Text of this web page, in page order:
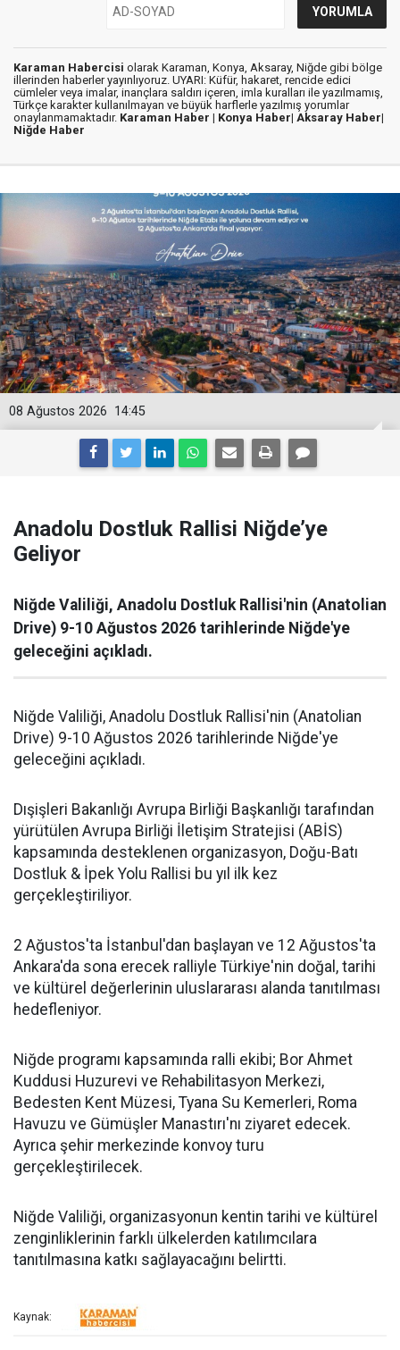
Karaman Habercisi olarak Karaman, Konya, Aksaray, Niğde gibi bölge
illerinden haberler yayınlıyoruz. UYARI: Küfür, hakaret, rencide edici
cümleler veya imalar, inançlara saldırı içeren, imla kuralları ile yazılmamış,
Türkçe karakter kullanılmayan ve büyük harflerle yazılmış yorumlar
onaylanmamaktadır. Karaman Haber | Konya Haber| Aksaray Haber|
Niğde Haber
14:45
08 Ağustos 2026
Anadolu Dostluk Rallisi Niğde’ye
Geliyor
Niğde Valiliği, Anadolu Dostluk Rallisi'nin (Anatolian
Drive) 9-10 Ağustos 2026 tarihlerinde Niğde'ye
geleceğini açıkladı.
Niğde Valiliği, Anadolu Dostluk Rallisi'nin (Anatolian
Drive) 9-10 Ağustos 2026 tarihlerinde Niğde'ye
geleceğini açıkladı.
Dışişleri Bakanlığı Avrupa Birliği Başkanlığı tarafından
yürütülen Avrupa Birliği İletişim Stratejisi (ABİS)
kapsamında desteklenen organizasyon, Doğu-Batı
Dostluk & İpek Yolu Rallisi bu yıl ilk kez
gerçekleştiriliyor.
2 Ağustos'ta İstanbul'dan başlayan ve 12 Ağustos'ta
Ankara'da sona erecek ralliyle Türkiye'nin doğal, tarihi
ve kültürel değerlerinin uluslararası alanda tanıtılması
hedefleniyor.
Niğde programı kapsamında ralli ekibi; Bor Ahmet
Kuddusi Huzurevi ve Rehabilitasyon Merkezi,
Bedesten Kent Müzesi, Tyana Su Kemerleri, Roma
Havuzu ve Gümüşler Manastırı'nı ziyaret edecek.
Ayrıca şehir merkezinde konvoy turu
gerçekleştirilecek.
Niğde Valiliği, organizasyonun kentin tarihi ve kültürel
zenginliklerinin farklı ülkelerden katılımcılara
tanıtılmasına katkı sağlayacağını belirtti.
Kaynak: